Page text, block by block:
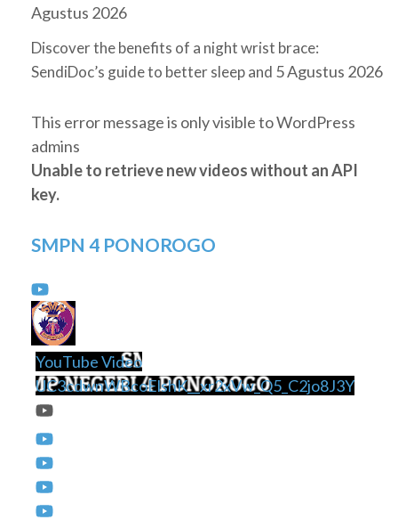
Agustus 2026
Discover the benefits of a night wrist brace:
SendiDoc’s guide to better sleep and 5 Agustus 2026
This error message is only visible to WordPress
admins
Unable to retrieve new videos without an API
key.
SMPN 4 PONOROGO
YouTube Video
UC3cdwnWBcoElshK__xr2xVw_Q5_C2jo8J3Y